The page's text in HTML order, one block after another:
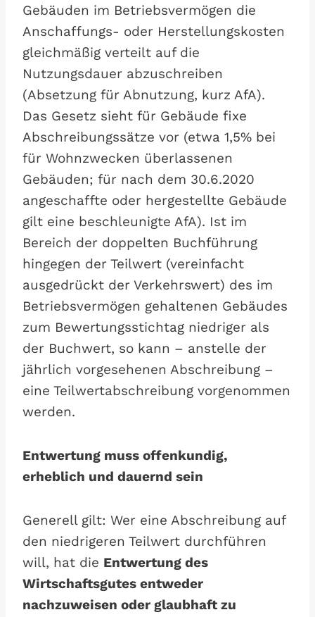
Gebäuden im Betriebsvermögen die
Anschaffungs- oder Herstellungskosten
gleichmäßig verteilt auf die
Nutzungsdauer abzuschreiben
(Absetzung für Abnutzung, kurz AfA).
Das Gesetz sieht für Gebäude fixe
Abschreibungssätze vor (etwa 1,5% bei
für Wohnzwecken überlassenen
Gebäuden; für nach dem 30.6.2020
angeschaffte oder hergestellte Gebäude
gilt eine beschleunigte AfA). Ist im
Bereich der doppelten Buchführung
hingegen der Teilwert (vereinfacht
ausgedrückt der Verkehrswert) des im
Betriebsvermögen gehaltenen Gebäudes
zum Bewertungsstichtag niedriger als
der Buchwert, so kann – anstelle der
jährlich vorgesehenen Abschreibung –
eine Teilwertabschreibung vorgenommen
werden.
Entwertung muss offenkundig,
erheblich und dauernd sein
Generell gilt: Wer eine Abschreibung auf
den niedrigeren Teilwert durchführen
will, hat die Entwertung des
Wirtschaftsgutes entweder
nachzuweisen oder glaubhaft zu